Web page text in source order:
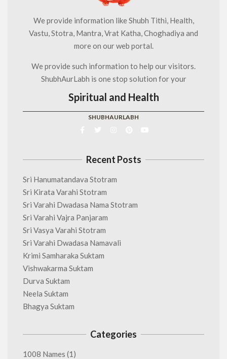
We provide information like Shubh Tithi, Health,
Vastu, Stotra, Mantra, Vrat Katha, Choghadiya and
more on our web portal.
We provide such information to help our visitors.
ShubhAurLabh is one stop solution for your
Spiritual and Health
SHUBHAURLABH
Recent Posts
Sri Hanumatandava Stotram
Sri Kirata Varahi Stotram
Sri Varahi Dwadasa Nama Stotram
Sri Varahi Vajra Panjaram
Sri Vasya Varahi Stotram
Sri Varahi Dwadasa Namavali
Krimi Samharaka Suktam
Vishwakarma Suktam
Durva Suktam
Neela Suktam
Bhagya Suktam
Categories
1008 Names (1)